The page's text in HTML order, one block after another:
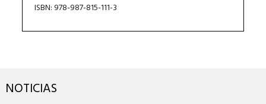
ISBN: 978-987-815-111-3
NOTICIAS